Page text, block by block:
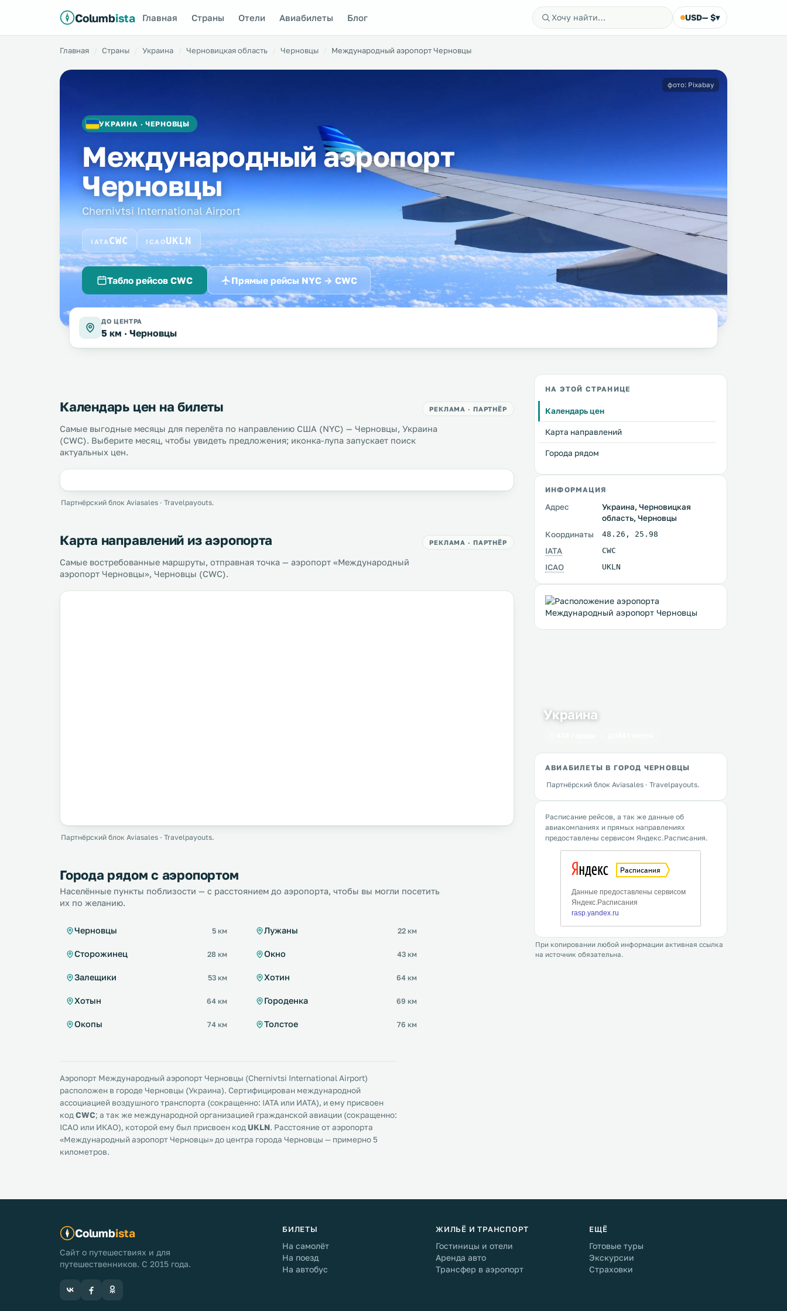
Columbista Главная Страны Отели Авиабилеты Блог USD— $▾
Главная Страны Украина Черновицкая область Черновцы Международный аэропорт Черновцы
УКРАИНА · ЧЕРНОВЦЫ
Международный аэропорт
Черновцы
Chernivtsi International Airport
IATA CWC ICAOUKLN
Табло рейсов CWC Прямые рейсы NYC → CWC
фото: Pixabay
ДО ЦЕНТРА
5 км · Черновцы
Календарь цен на билеты РЕКЛАМА · ПАРТНЁР
Самые выгодные месяцы для перелёта по направлению США (NYC) — Черновцы, Украина
(CWC). Выберите месяц, чтобы увидеть предложения; иконка-лупа запускает поиск
актуальных цен.
Партнёрский блок Aviasales · Travelpayouts.
Карта направлений из аэропорта РЕКЛАМА · ПАРТНЁР
Самые востребованные маршруты, отправная точка — аэропорт «Международный
аэропорт Черновцы», Черновцы (CWC).
Партнёрский блок Aviasales · Travelpayouts.
Города рядом с аэропортом
Населённые пункты поблизости — с расстоянием до аэропорта, чтобы вы могли посетить
их по желанию.
Черновцы 5 км Лужаны 22 км
Сторожинец 28 км Окно 43 км
Залещики 53 км Хотин 64 км
Хотын 64 км Городенка 69 км
Окопы 74 км Толстое 76 км
Аэропорт Международный аэропорт Черновцы (Chernivtsi International Airport)
расположен в городе Черновцы (Украина). Сертифицирован международной
ассоциацией воздушного транспорта (сокращенно: IATA или ИАТА), и ему присвоен
код CWC; а так же международной организацией гражданской авиации (сокращенно:
ICAO или ИКАО), которой ему был присвоен код UKLN. Расстояние от аэропорта
«Международный аэропорт Черновцы» до центра города Черновцы — примерно 5
километров.
НА ЭТОЙ СТРАНИЦЕ
Календарь цен
Карта направлений
Города рядом
ИНФОРМАЦИЯ
Адрес
Украина, Черновицкая
область, Черновцы
Координаты
48.26 , 25.98
IATA CWC
ICAO UKLN
Украина
АВИАБИЛЕТЫ В ГОРОД ЧЕРНОВЦЫ
Партнёрский блок Aviasales · Travelpayouts.
Расписание рейсов, а так же данные об
авиакомпаниях и прямых направлениях
предоставлены сервисом Яндекс.Расписания.
При копировании любой информации активная ссылка
на источник обязательна.
Columbista
Сайт о путешествиях и для
путешественников. С 2015 года.
БИЛЕТЫ
На самолёт
На поезд
На автобус
ЖИЛЬЁ И ТРАНСПОРТ
Гостиницы и отели
Аренда авто
Трансфер в аэропорт
ЕЩЁ
Готовые туры
Экскурсии
Страховки